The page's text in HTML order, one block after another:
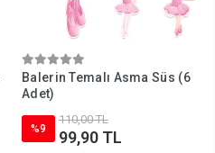
Balerin Temalı Asma Süs (6
Adet)
%9
110,00 TL
99,90 TL